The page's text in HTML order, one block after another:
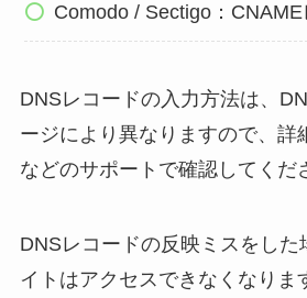
Comodo / Sectigo：CNAME
DNSレコードの入力方法は、
ージにより異なりますので、詳
などのサポートで確認してくだ
DNSレコードの反映ミスをした
イトはアクセスできなくなりま